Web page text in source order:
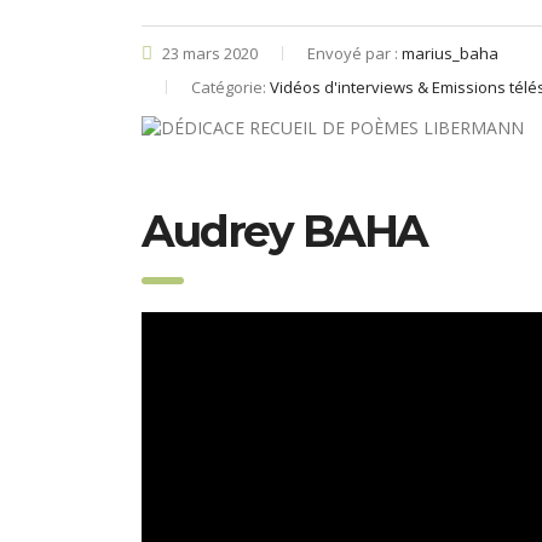
23 mars 2020 Envoyé par : marius_baha
Catégorie: Vidéos d'interviews & Emissions
Audrey BAHA